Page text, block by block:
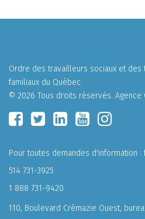
Ordre des travailleurs sociaux et des
familiaux du Québec.
© 2026 Tous droits réservés. Agence
Pour toutes demandes d'information :
514 731-3925
1 888 731-9420
110, Boulevard Crémazie Ouest,